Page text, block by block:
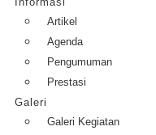
Artikel
Agenda
Pengumuman
Prestasi
Galeri
Galeri Kegiatan